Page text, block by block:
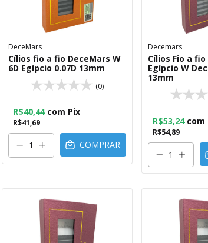
DeceMars
Cílios fio a fio DeceMars W
6D Egípcio 0.07D 13mm
(0)
R$41,69
R$40,44 com Pix
COMPRAR
Decemars
Cílios Fio a fio
Egípcio W
13mm
R$54,89
R$53,24 com